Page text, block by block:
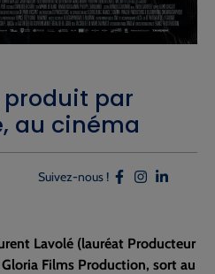
produit par
au cinéma
Suivez-nous !
Lavolé (lauréat Producteur
Films Production, sort au